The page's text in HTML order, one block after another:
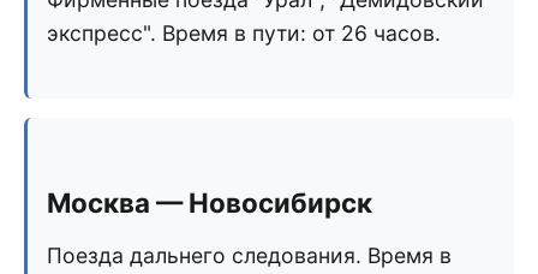
экспресс". Время в пути: от 26 часов.
Москва — Новосибирск
Поезда дальнего следования. Время в